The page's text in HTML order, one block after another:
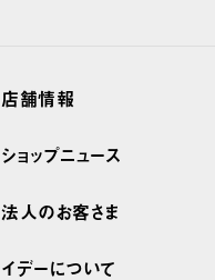
店舗情報
ショップニュース
法人のお客さま
イデーについて